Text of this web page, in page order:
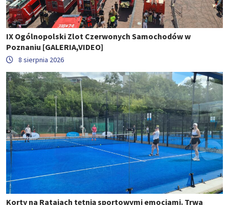
IX Ogólnopolski Zlot Czerwonych Samochodów w
Poznaniu [GALERIA,VIDEO]
8 sierpnia 2026
Korty na Ratajach tętnią sportowymi emocjami. Trwa